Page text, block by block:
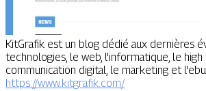
KitGrafik est un blog dédié aux dernières
technologies, le web, l'informatique, le high
communication digital, le marketing et
https://www.kitgrafik.com/